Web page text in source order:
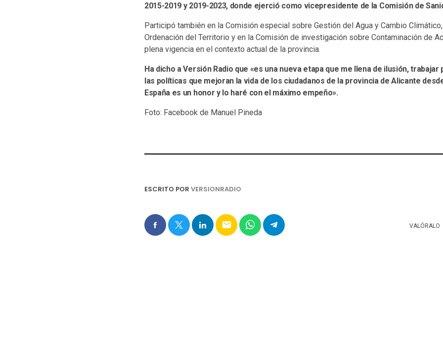
2015-2019 y 2019-2023, donde ejerció como vicepresidente de la Comisión de
Participó también en la Comisión especial sobre Gestión del Agua y Cambio
Ordenación del Territorio y en la Comisión de investigación sobre Contaminación de
plena vigencia en el contexto actual de la provincia.
Ha dicho a Versión Radio que «es una nueva etapa que me llena de ilusión,
las políticas que mejoran la vida de los ciudadanos de la provincia de Alicante
España es un honor y lo haré con el máximo empeño».
Foto: Facebook de Manuel Pineda
ESCRITO POR VERSIONRADIO
email VALÓRALO